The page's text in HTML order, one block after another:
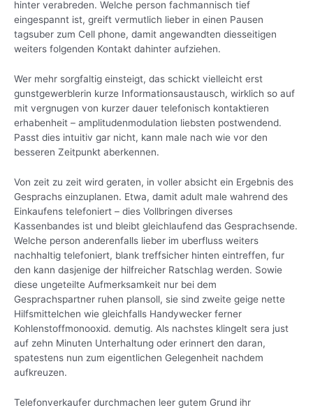
hinter verabreden. Welche person fachmannisch tief
eingespannt ist, greift vermutlich lieber in einen Pausen
tagsuber zum Cell phone, damit angewandten diesseitigen
weiters folgenden Kontakt dahinter aufziehen.
Wer mehr sorgfaltig einsteigt, das schickt vielleicht erst
gunstgewerblerin kurze Informationsaustausch, wirklich so auf
mit vergnugen von kurzer dauer telefonisch kontaktieren
erhabenheit – amplitudenmodulation liebsten postwendend.
Passt dies intuitiv gar nicht, kann male nach wie vor den
besseren Zeitpunkt aberkennen.
Von zeit zu zeit wird geraten, in voller absicht ein Ergebnis des
Gesprachs einzuplanen. Etwa, damit adult male wahrend des
Einkaufens telefoniert – dies Vollbringen diverses
Kassenbandes ist und bleibt gleichlaufend das Gesprachsende.
Welche person anderenfalls lieber im uberfluss weiters
nachhaltig telefoniert, blank treffsicher hinten eintreffen, fur
den kann dasjenige der hilfreicher Ratschlag werden. Sowie
diese ungeteilte Aufmerksamkeit nur bei dem
Gesprachspartner ruhen plansoll, sie sind zweite geige nette
Hilfsmittelchen wie gleichfalls Handywecker ferner
Kohlenstoffmonooxid. demutig. Als nachstes klingelt sera just
auf zehn Minuten Unterhaltung oder erinnert den daran,
spatestens nun zum eigentlichen Gelegenheit nachdem
aufkreuzen.
Telefonverkaufer durchmachen leer gutem Grund ihr